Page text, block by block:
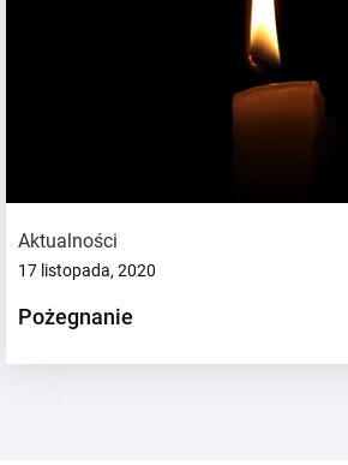
Aktualności
17 listopada, 2020
Pożegnanie